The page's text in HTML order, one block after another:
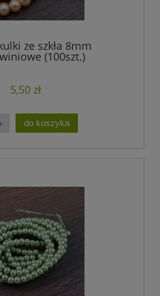
ze szkła 8mm
(100szt.)
5,50 zł
do koszyka